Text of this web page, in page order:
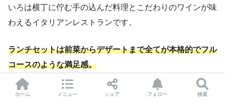
いろは横丁に佇む手の込んだ料理とこだわりのワインが味
わえるイタリアンレストランです。
ランチセットは前菜からデザートまで全てが本格的でフル
コースのような満足感。
女子会にもおすすめ。
ホーム メニュー シェア フォロー 検索